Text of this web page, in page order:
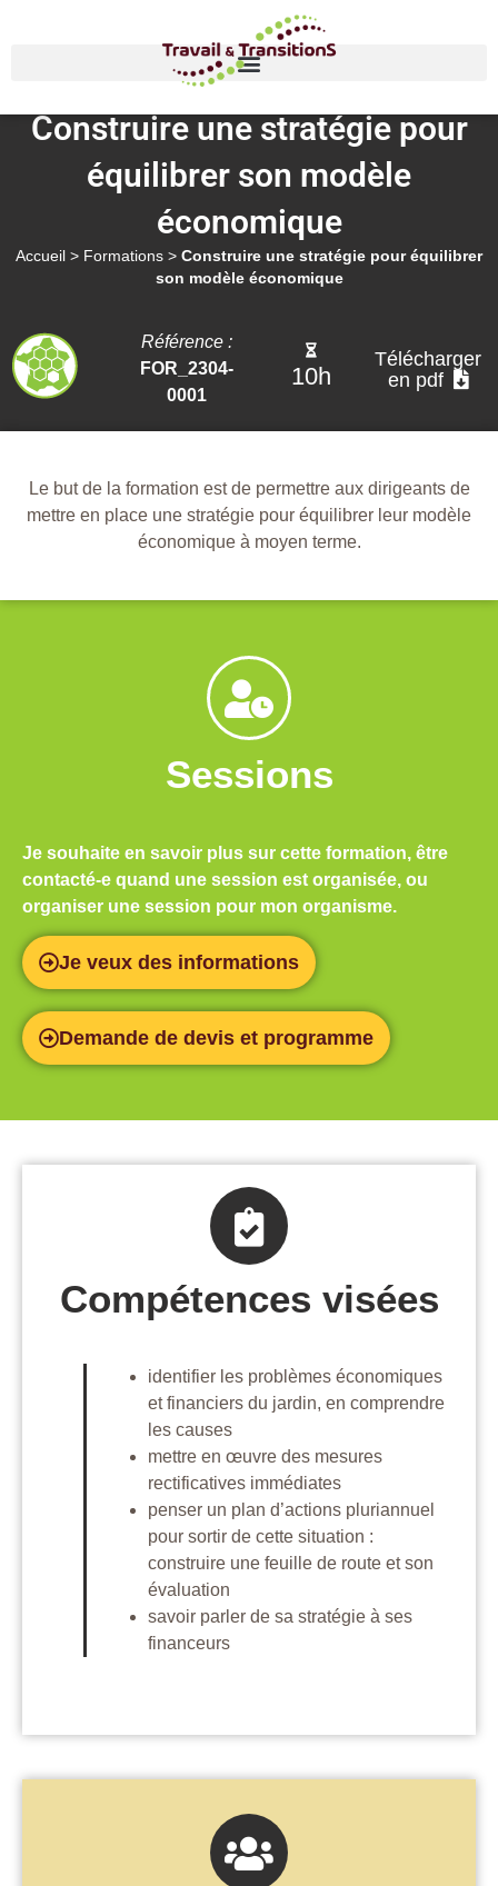
Construire une stratégie pour
équilibrer son modèle
économique
Accueil > Formations > Construire une stratégie pour équilibrer
son modèle économique
Référence :
FOR_2304-
0001
10h
Télécharger
en pdf
Le but de la formation est de permettre aux dirigeants de
mettre en place une stratégie pour équilibrer leur modèle
économique à moyen terme.
Sessions
Je souhaite en savoir plus sur cette formation, être
contacté-e quand une session est organisée, ou
organiser une session pour mon organisme.
Je veux des informations
Demande de devis et programme
Compétences visées
identifier les problèmes économiques
et financiers du jardin, en comprendre
les causes
mettre en œuvre des mesures
rectificatives immédiates
penser un plan d’actions pluriannuel
pour sortir de cette situation :
construire une feuille de route et son
évaluation
savoir parler de sa stratégie à ses
financeurs